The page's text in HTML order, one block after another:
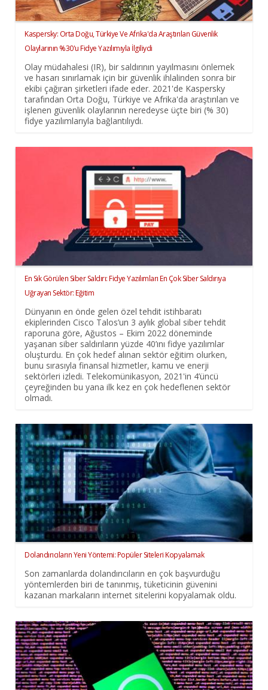
Kaspersky: Orta Doğu, Türkiye Ve Afrika'da Araştırılan Güvenlik
Olaylarının %30'u Fidye Yazılımıyla İlgiliydi
Olay müdahalesi (IR), bir saldırının yayılmasını önlemek
ve hasarı sınırlamak için bir güvenlik ihlalinden sonra bir
ekibi çağıran şirketleri ifade eder. 2021'de Kaspersky
tarafından Orta Doğu, Türkiye ve Afrika'da araştırılan ve
işlenen güvenlik olaylarının neredeyse üçte biri (% 30)
fidye yazılımlarıyla bağlantılıydı.
En Sık Görülen Siber Saldırı: Fidye Yazılımları En Çok Siber Saldırıya
Uğrayan Sektör: Eğitim
Dünyanın en önde gelen özel tehdit istihbaratı
ekiplerinden Cisco Talos’un 3 aylık global siber tehdit
raporuna göre, Ağustos – Ekim 2022 döneminde
yaşanan siber saldırıların yüzde 40’ını fidye yazılımlar
oluşturdu. En çok hedef alınan sektör eğitim olurken,
bunu sırasıyla finansal hizmetler, kamu ve enerji
sektörleri izledi. Telekomünikasyon, 2021'in 4’üncü
çeyreğinden bu yana ilk kez en çok hedeflenen sektör
olmadı.
Dolandırıcıların Yeni Yöntemi: Popüler Siteleri Kopyalamak
Son zamanlarda dolandırıcıların en çok başvurduğu
yöntemlerden biri de tanınmış, tüketicinin güvenini
kazanan markaların internet sitelerini kopyalamak oldu.